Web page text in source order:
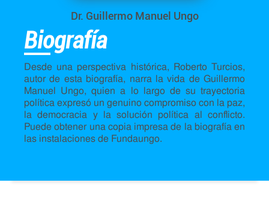
Dr. Guillermo Manuel Ungo
Biografía
Desde una perspectiva histórica, Roberto Turcios,
autor de esta biografía, narra la vida de Guillermo
Manuel Ungo, quien a lo largo de su trayectoria
política expresó un genuino compromiso con la paz,
la democracia y la solución política al conflicto.
Puede obtener una copia impresa de la biografía en
las instalaciones de Fundaungo.